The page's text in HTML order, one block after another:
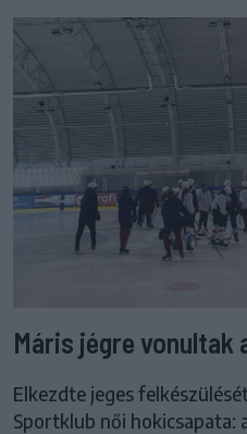
Máris jégre vonultak
Elkezdte jeges
Sportklub női hokicsapata: